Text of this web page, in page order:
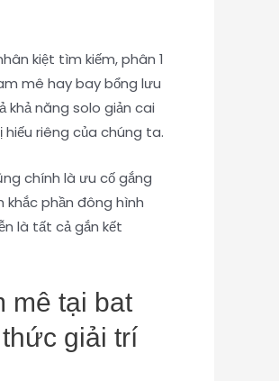
kiệt tìm kiếm, phân 1
mê hay bay bổng lưu
năng solo giản cai
riêng của chúng ta.
chính là ưu cố gắng
phần đông hình
là tất cả gắn kết
mê tại bat
giải trí